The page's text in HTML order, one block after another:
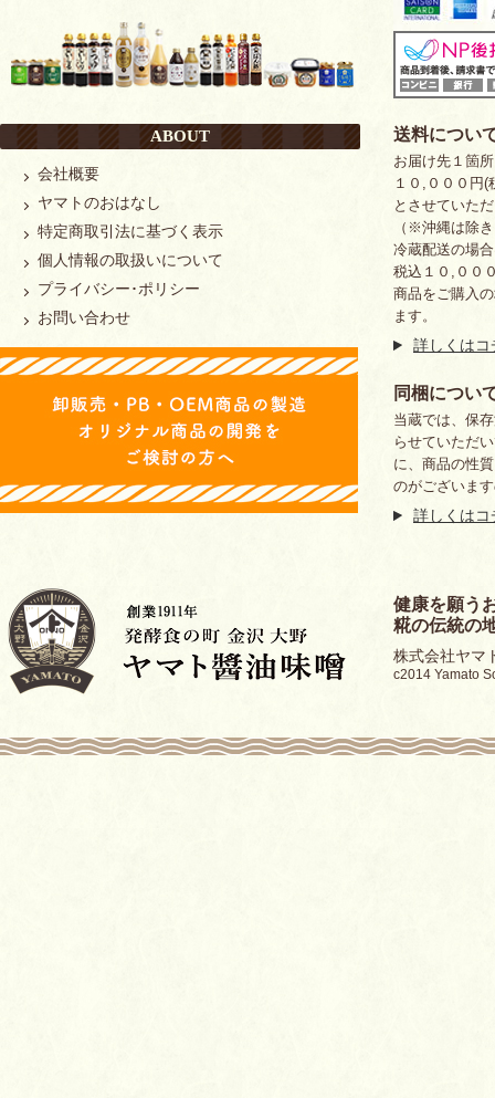
ABOUT
会社概要
ヤマトのおはなし
特定商取引法に基づく表示
個人情報の取扱いについて
プライバシー･ポリシー
お問い合わせ
送料につい
お届け先１箇
１０,０００円
とさせていた
（※沖縄は除
冷蔵配送の場
税込１０,００
商品をご購入
ます。
詳しくはコ
同梱につい
当蔵では、保
らせていただ
に、商品の性
のがございま
詳しくはコ
健康を願う
糀の伝統の
株式会社ヤマ
c2014 Yamato